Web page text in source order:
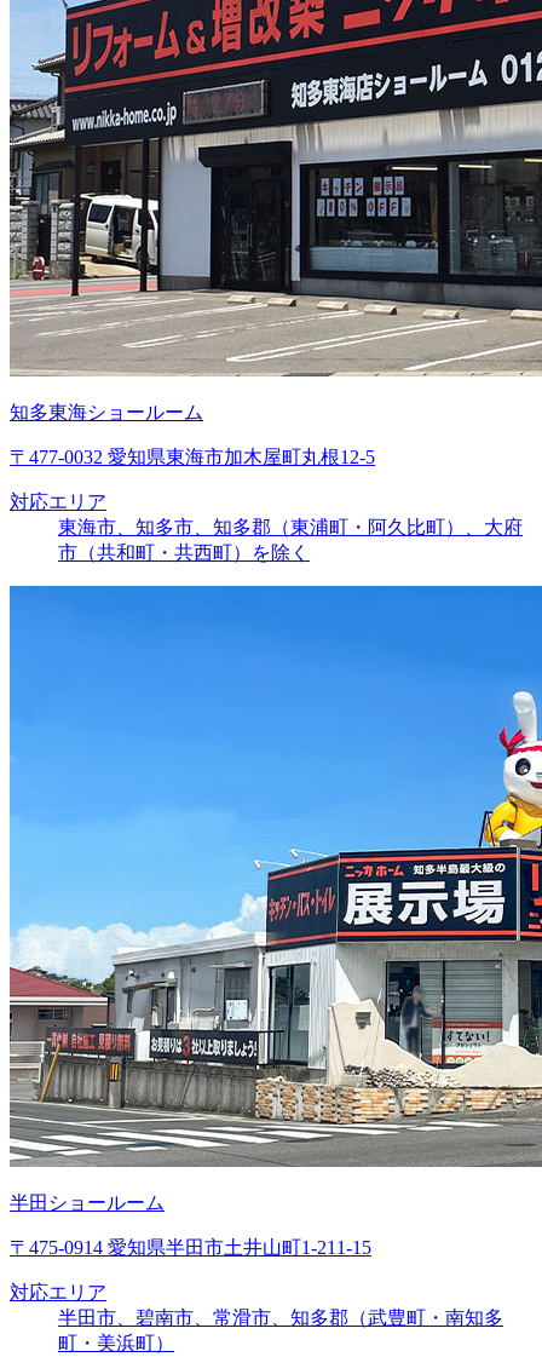
知多東海ショールーム
〒477-0032 愛知県東海市加木屋町丸根12-5
対応エリア
東海市、知多市、知多郡（東浦町・阿久比町）、大府
市（共和町・共西町）を除く
半田ショールーム
〒475-0914 愛知県半田市土井山町1-211-15
対応エリア
半田市、碧南市、常滑市、知多郡（武豊町・南知多
町・美浜町）